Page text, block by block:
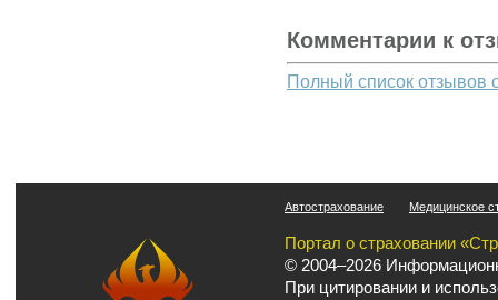
Комментарии к
Полный список отзывов
Автострахование Медицинское
Портал о страховании
© 2004–2026
При цитировании и